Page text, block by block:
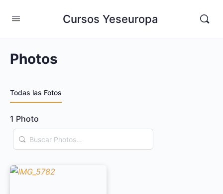
Cursos Yeseuropa
Photos
Todas las Fotos
1 Photo
Buscar
Photos…